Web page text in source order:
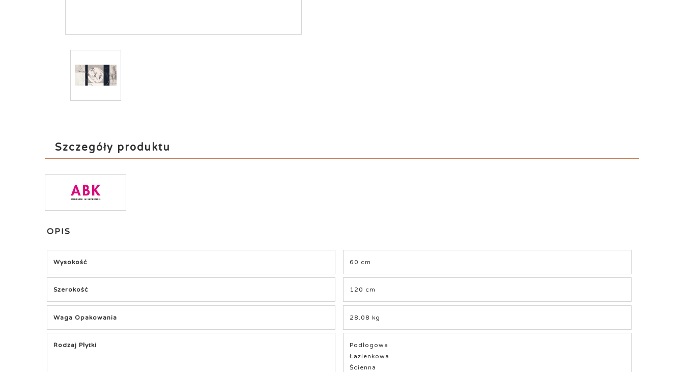
Szczegóły produktu
OPIS
Wysokość 60 cm
Szerokość 120 cm
Waga Opakowania 28.08 kg
Rodzaj Płytki
Podłogowa
Łazienkowa
Ścienna